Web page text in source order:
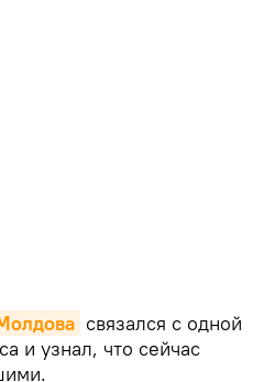
связался с одной
и узнал, что сейчас